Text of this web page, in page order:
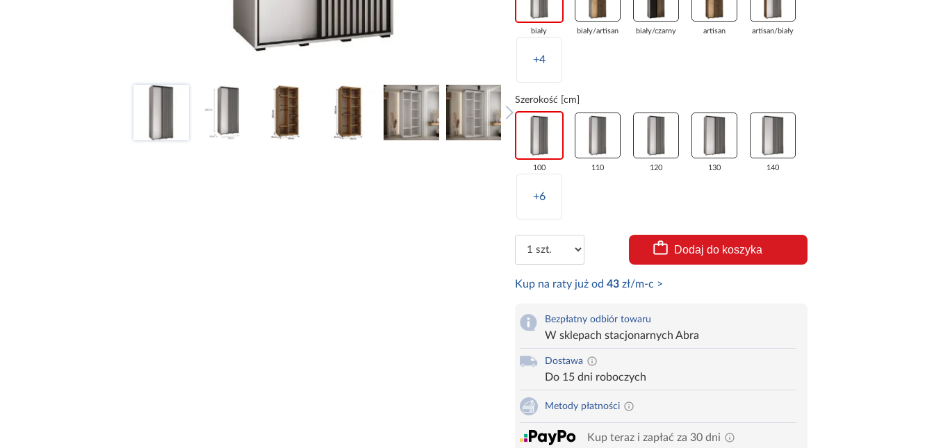
biały biały/artisan biały/czarny artisan artisan/biały
+4
Szerokość [cm]
100 110 120 130 140
+6
Dodaj do koszyka
Kup na raty już od 43zł/m-c >
Bezpłatny odbiór towaru
W sklepach stacjonarnych Abra
Dostawa
Do 15 dni roboczych
Metody płatności
Kup teraz i zapłać za 30 dni